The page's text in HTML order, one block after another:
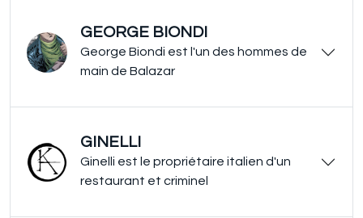
GEORGE BIONDI
George Biondi est l'un des hommes de
main de Balazar
GINELLI
Ginelli est le propriétaire italien d'un
restaurant et criminel